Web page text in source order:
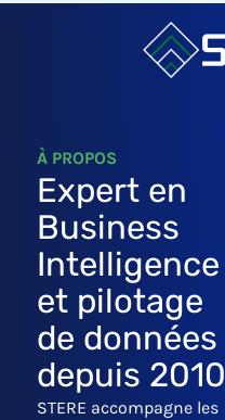
À PROPOS
Expert en
Business
Intelligence
et pilotage
de données
depuis 2010
STERE accompagne les